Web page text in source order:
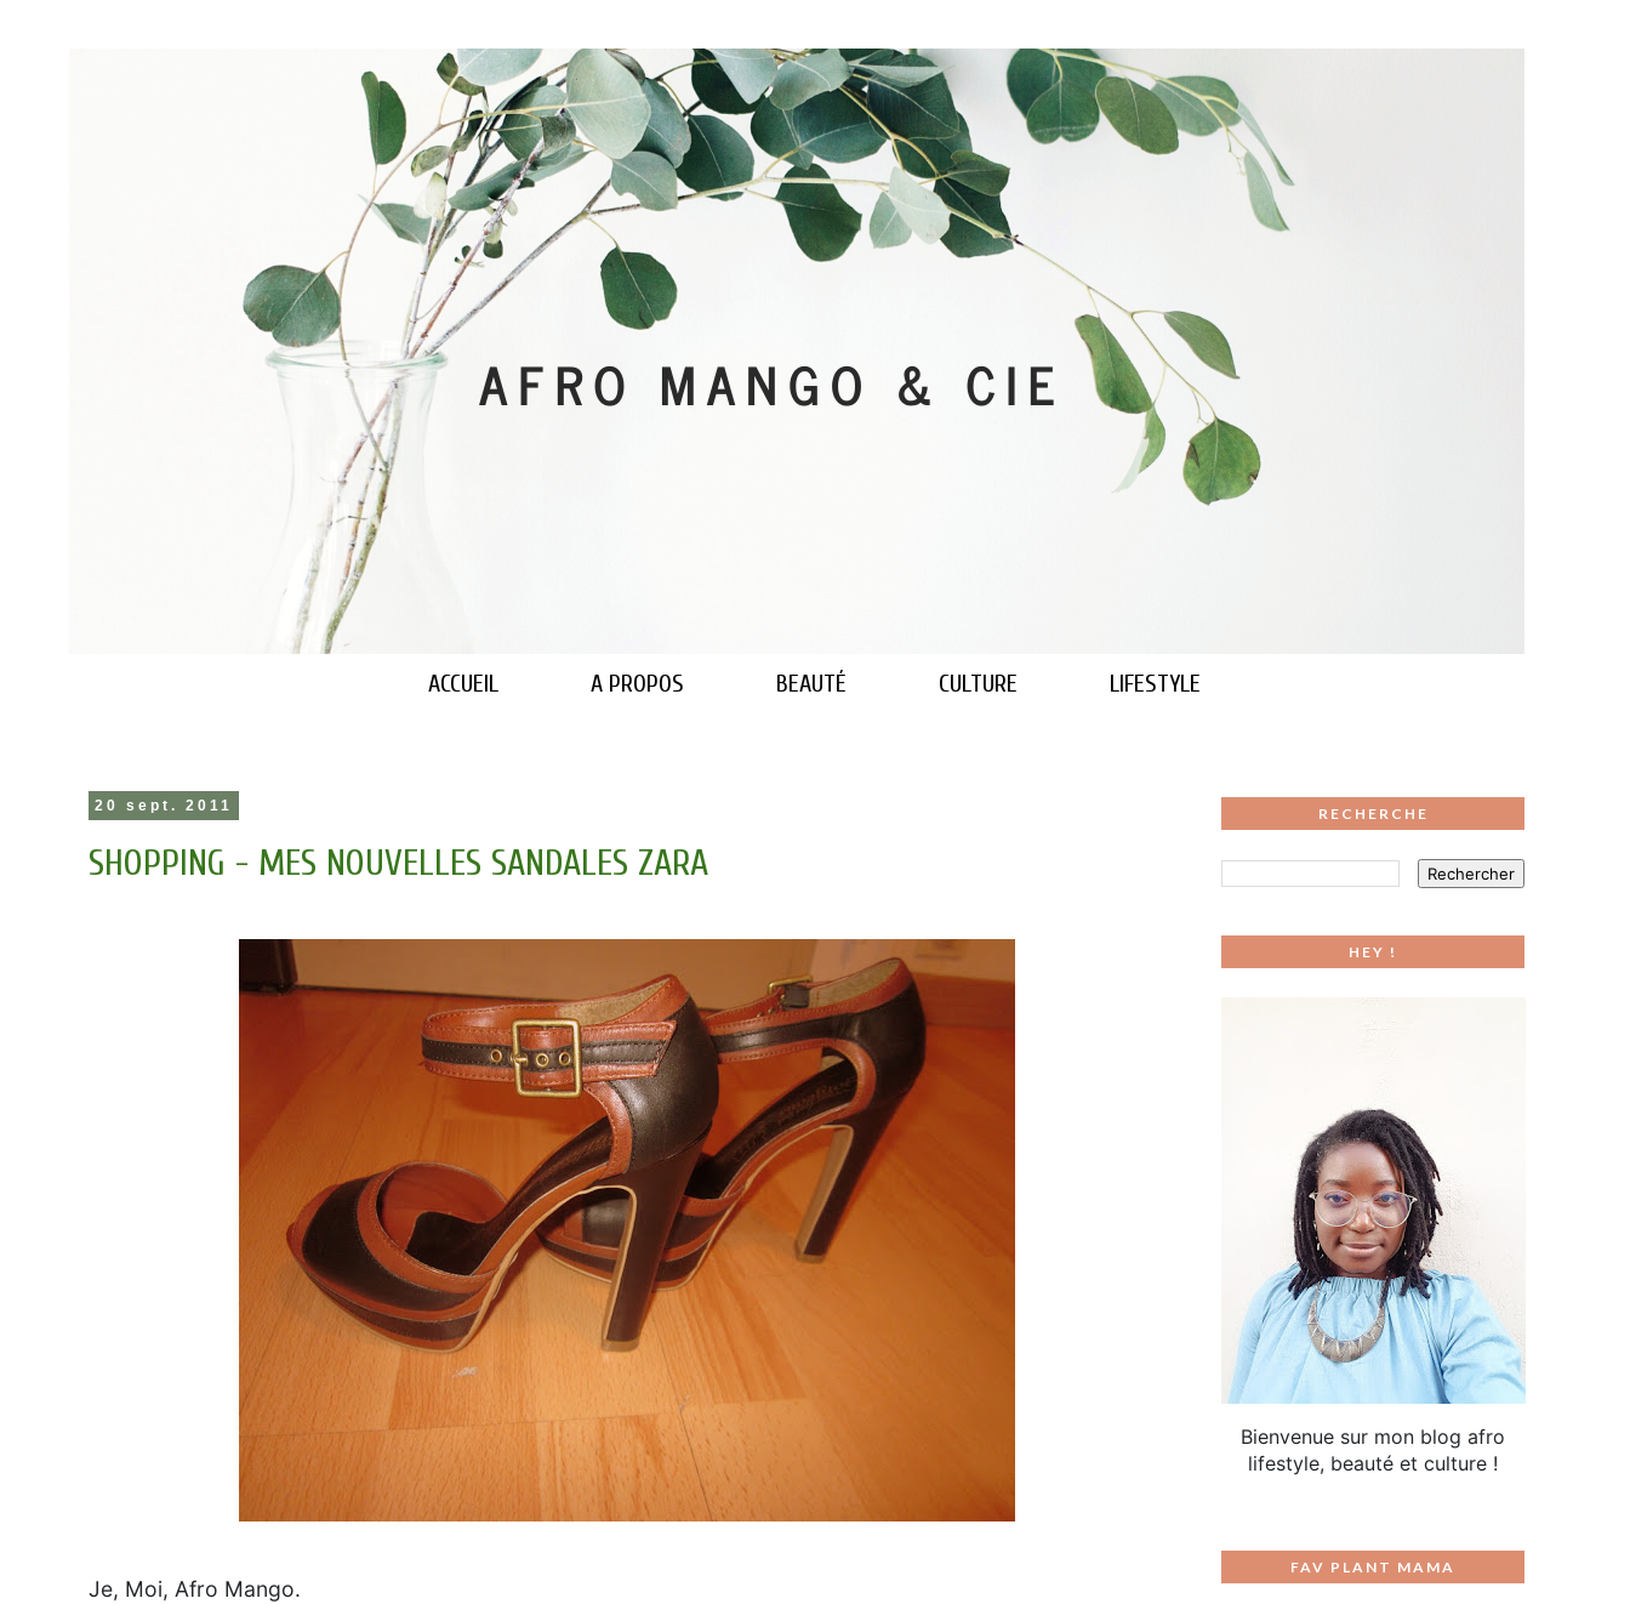
ACCUEIL A PROPOS BEAUTÉ CULTURE LIFESTYLE
20 sept. 2011
SHOPPING - MES NOUVELLES SANDALES ZARA
Je, Moi, Afro Mango.
RECHERCHE
HEY !
Bienvenue sur mon blog afro
lifestyle, beauté et culture !
FAV PLANT MAMA